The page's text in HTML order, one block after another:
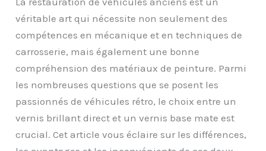
véritable art qui nécessite non seulement des
compétences en mécanique et en techniques de
carrosserie, mais également une bonne
compréhension des matériaux de peinture. Parmi
les nombreuses questions que se posent les
passionnés de véhicules rétro, le choix entre un
vernis brillant direct et un vernis base mate est
crucial. Cet article vous éclaire sur les différences,